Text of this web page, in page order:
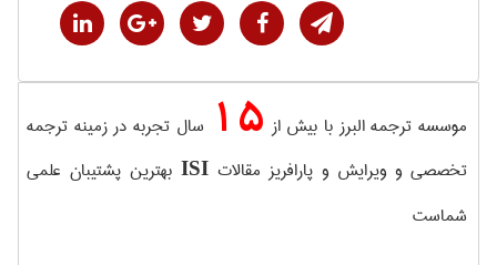
موسسه ترجمه البرز با بیش از 15 سال تجربه در زمینه ترجمه
تخصصی و ویرایش و پارافریز مقالاتISI بهترین پشتیبان علمی
شماست